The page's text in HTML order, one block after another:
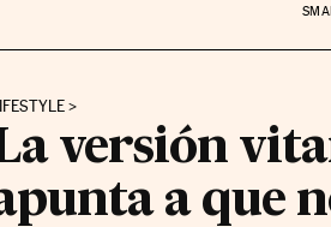
versión
a que